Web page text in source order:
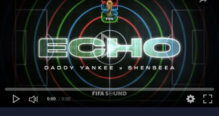
0:00 / 0:00